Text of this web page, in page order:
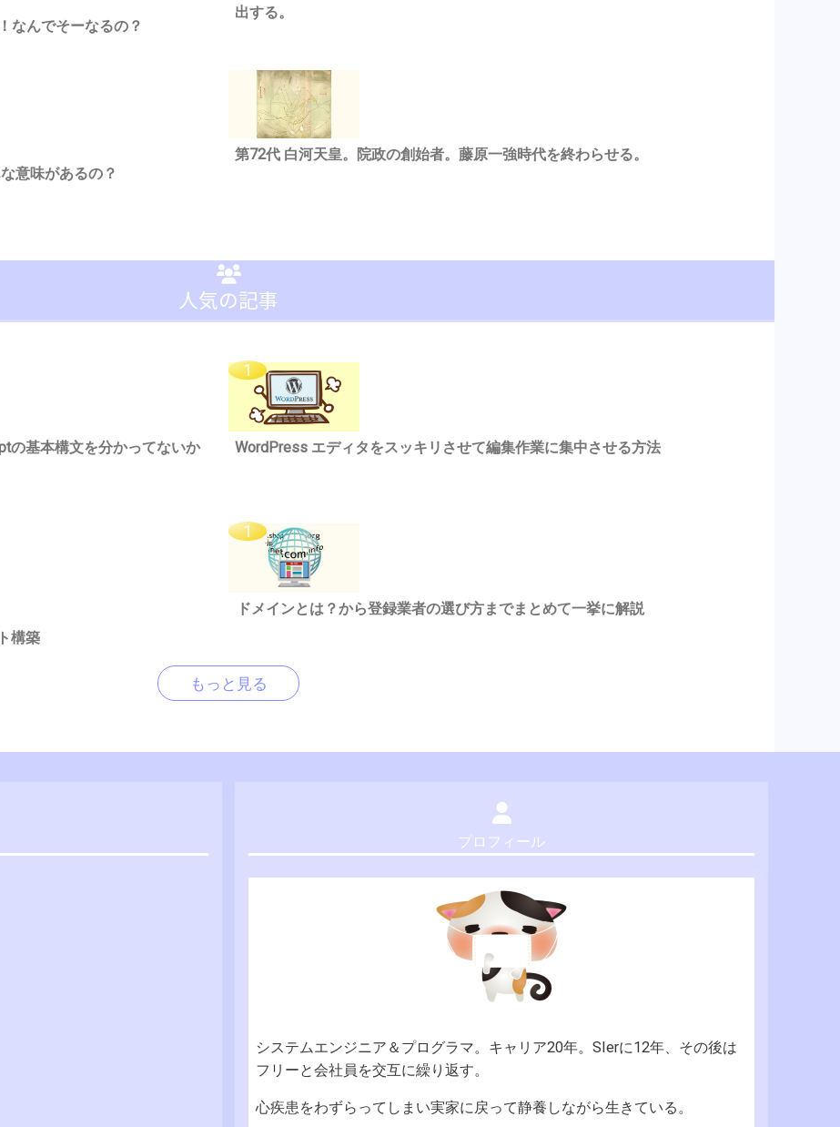
なんでそーなるの？
出する。
意味があるの？
第72代 白河天皇。院政の創始者。藤原一強時代を終わらせる。
人気の記事
の基本構文を分かってないか
WordPress エディタをスッキリさせて編集作業に集中させる方法
構築
ドメインとは？から登録業者の選び方までまとめて一挙に解説
もっと見る
プロフィール
システムエンジニア＆プログラマ。キャリア20年。SIerに12年、その後は
フリーと会社員を交互に繰り返す。
心疾患をわずらってしまい実家に戻って静養しながら生きている。